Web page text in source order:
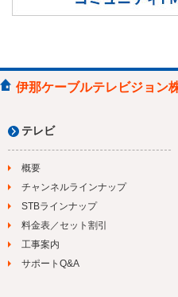
伊那ケーブルテレビジョン
テレビ
概要
チャンネルラインナップ
STBラインナップ
料金表／セット割引
工事案内
サポートQ&A